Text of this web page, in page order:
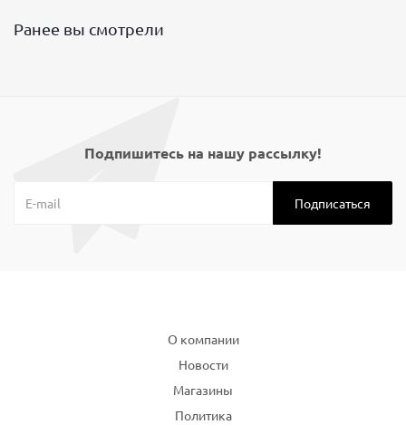
Ранее вы смотрели
Подпишитесь на нашу рассылку!
О компании
Новости
Магазины
Политика